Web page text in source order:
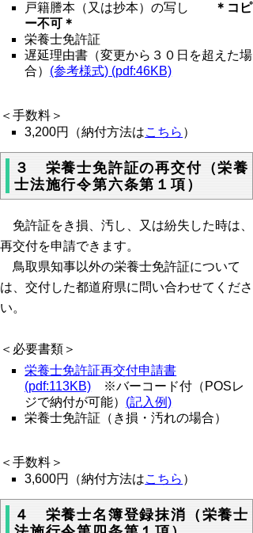
戸籍謄本（又は抄本）の写し
＊コピ
ー不可＊
栄養士免許証
遅延理由書（変更から３０日を超えた場
合） (参考様式) (pdf:46KB)
＜手数料＞
3,200円（納付方法はこちら ）
３ 栄養士免許証の再交付（栄養
士法施行令第六条第１項）
免許証をき損、汚し、又は紛失した時は、
再交付を申請できます。
鳥取県知事以外の栄養士免許証について
は、交付した都道府県に問い合わせてくださ
い。
＜必要書類＞
栄養士免許証再交付申請書
(pdf:113KB) ※バーコード付（POSレ
ジで納付が可能） (記入例)
栄養士免許証（き損・汚れの場合）
＜手数料＞
3,600円（納付方法はこちら ）
４ 栄養士名簿登録抹消（栄養士